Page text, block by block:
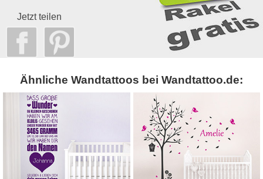
Jetzt teilen
Ähnliche Wandtattoos bei Wandtattoo.de: